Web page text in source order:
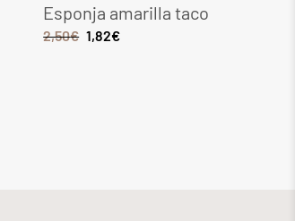
Esponja amarilla taco
2,50€ 1,82€